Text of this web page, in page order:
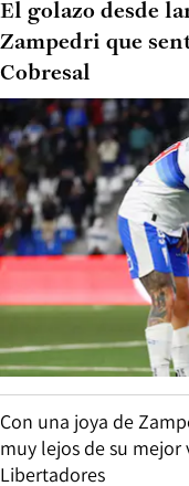
El golazo desde
Zampedri que
Cobresal
Con una joya de
muy lejos de su mejor
Libertadores